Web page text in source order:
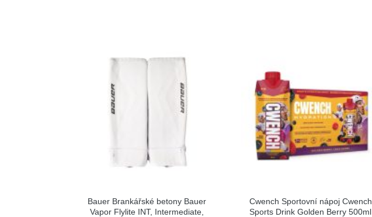
Bauer Brankářské betony Bauer
Vapor Flylite INT, Intermediate,
Cwench Sportovní nápoj Cwench
Sports Drink Golden Berry 500ml